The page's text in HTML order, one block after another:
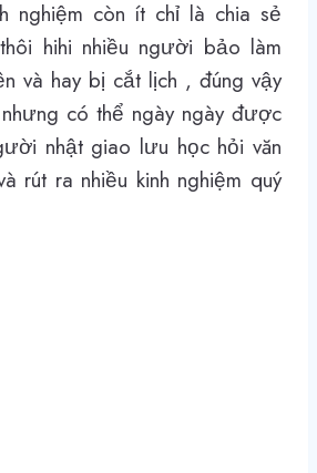
nghiệm còn ít chỉ là chia sẻ
hihi nhiều người bảo làm
và hay bị cắt lịch , đúng vậy
có thể ngày ngày được
nhật giao lưu học hỏi văn
rút ra nhiều kinh nghiệm quý